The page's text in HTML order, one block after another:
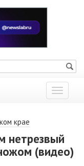
Показать
меню
крае
нетрезвый
(видео)